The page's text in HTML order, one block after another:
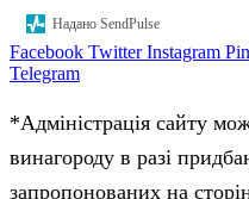
Надано SendPulse
Facebook Twitter Instagram
Telegram
*Адміністрація сайту
винагороду в разі
запропонованих на